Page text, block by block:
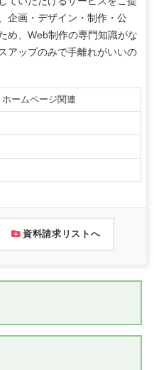
企画・デザイン・制作・公
め、Web制作の専門知識がな
アップのみで手離れがいいの
ホームページ関連
資料請求リストへ